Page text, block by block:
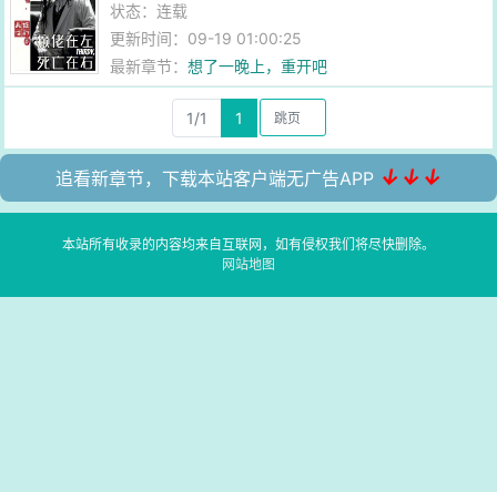
状态：连载
更新时间：09-19 01:00:25
最新章节：想了一晚上，重开吧
1/1 1
追看新章节，下载本站客户端无广告APP ↓↓↓
本站所有收录的内容均来自互联网，如有侵权我们将尽快删除。
网站地图